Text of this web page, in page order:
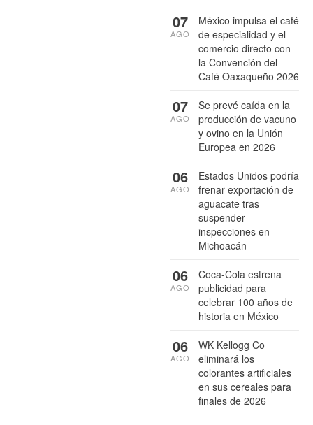
México impulsa el café
de especialidad y el
comercio directo con
la Convención del
Café Oaxaqueño 2026
07
AGO
Se prevé caída en la
producción de vacuno
y ovino en la Unión
Europea en 2026
07
AGO
Estados Unidos podría
frenar exportación de
aguacate tras
suspender
inspecciones en
Michoacán
06
AGO
Coca-Cola estrena
publicidad para
celebrar 100 años de
historia en México
06
AGO
WK Kellogg Co
eliminará los
colorantes artificiales
en sus cereales para
finales de 2026
06
AGO